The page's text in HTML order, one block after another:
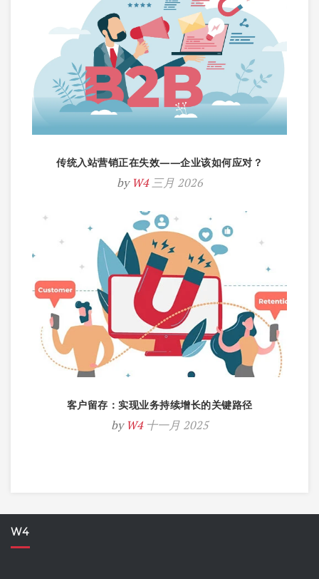
传统入站营销正在失效——企业该如何应对？
by W4 三月 2026
客户留存：实现业务持续增长的关键路径
by W4 十一月 2025
W4